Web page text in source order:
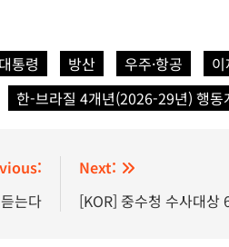
통령 방산 우주·항공
한-브라질 4개년(2026-29년) 행동
는다
Next:
[KOR] 중수청 수사대상